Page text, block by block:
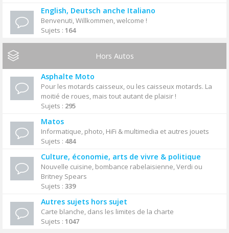
English, Deutsch anche Italiano
Benvenuti, Willkommen, welcome !
Sujets : 164
Hors Autos
Asphalte Moto
Pour les motards caisseux, ou les caisseux motards. La
moitié de roues, mais tout autant de plaisir !
Sujets : 295
Matos
Informatique, photo, HiFi & multimedia et autres jouets
Sujets : 484
Culture, économie, arts de vivre & politique
Nouvelle cuisine, bombance rabelaisienne, Verdi ou
Britney Spears
Sujets : 339
Autres sujets hors sujet
Carte blanche, dans les limites de la charte
Sujets : 1047